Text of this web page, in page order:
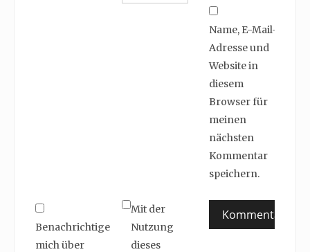
Name, E-Mail-
Adresse und
Website in
diesem
Browser für
meinen
nächsten
Kommentar
speichern.
Benachrichtige
mich über
Mit der
Nutzung
dieses